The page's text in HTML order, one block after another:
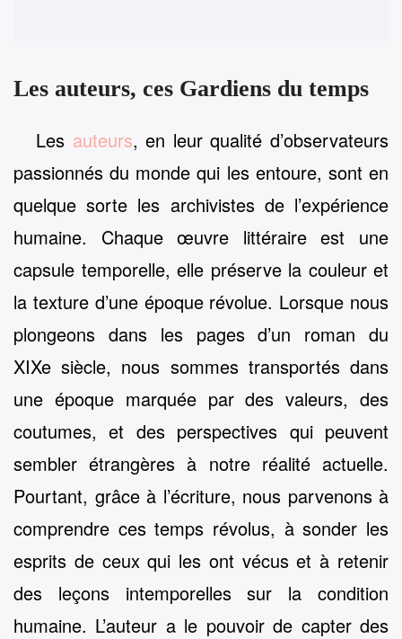
Les auteurs, ces Gardiens du temps
Les auteurs, en leur qualité d’observateurs
passionnés du monde qui les entoure, sont en
quelque sorte les archivistes de l’expérience
humaine. Chaque œuvre littéraire est une
capsule temporelle, elle préserve la couleur et
la texture d’une époque révolue. Lorsque nous
plongeons dans les pages d’un roman du
XIXe siècle, nous sommes transportés dans
une époque marquée par des valeurs, des
coutumes, et des perspectives qui peuvent
sembler étrangères à notre réalité actuelle.
Pourtant, grâce à l’écriture, nous parvenons à
comprendre ces temps révolus, à sonder les
esprits de ceux qui les ont vécus et à retenir
des leçons intemporelles sur la condition
humaine. L’auteur a le pouvoir de capter des